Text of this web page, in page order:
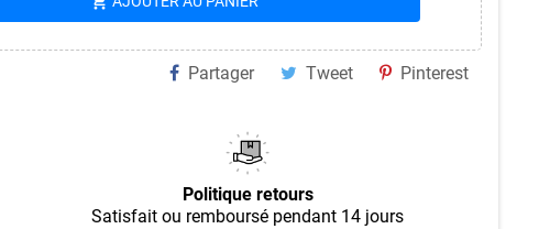
Partager Tweet Pinterest
Politique retours
Satisfait ou remboursé pendant 14 jours